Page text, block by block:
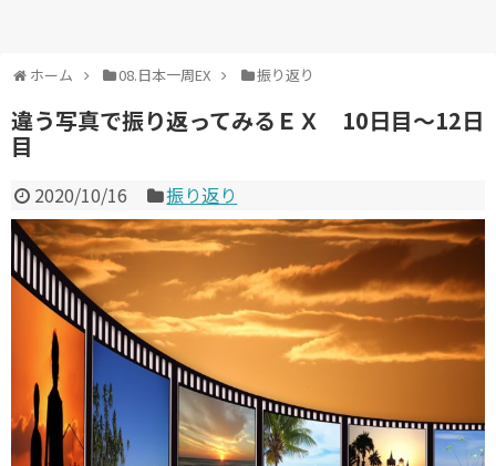
ホーム 08.日本一周EX 振り返り
違う写真で振り返ってみるＥＸ 10日目～12日
目
2020/10/16 振り返り